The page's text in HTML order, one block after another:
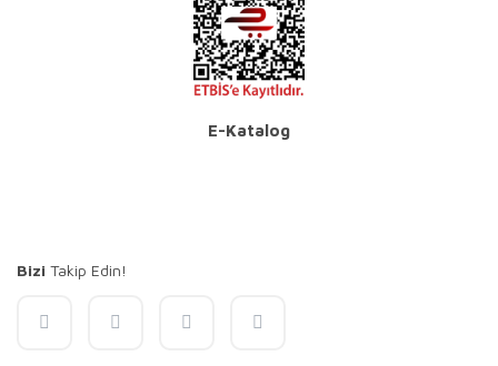
E-Katalog
Bizi Takip Edin!